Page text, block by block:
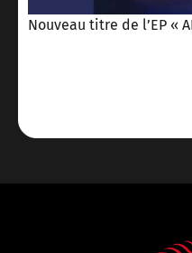
Nouveau titre de l’EP «